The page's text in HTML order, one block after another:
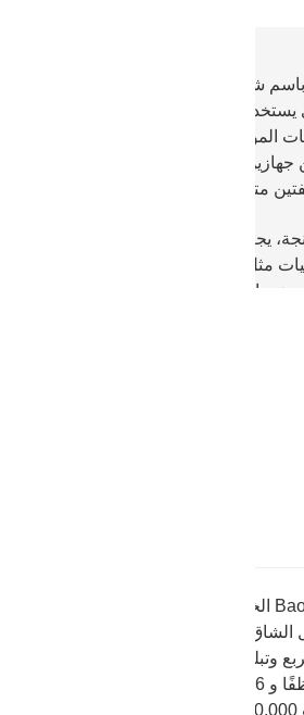
شفة أو شفة. الحافة هي جزء من
لتوصيل أطراف الأنابيب؛ يتم
الموجودة على مدخل ومخرج
جهازين. هناك ثقوب في الشفاه،
متصلتين بشكل وثيق.
مثل الصب الفارغ، القطع الخشن،
الحفر، المعالجة الحرارية، فحص
وحاصل على شهادة الجودة
الشاق، أصبحت الآن تغطي مساحة